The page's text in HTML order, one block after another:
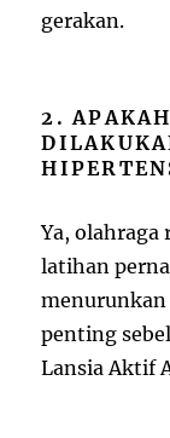
gerakan.
2.
Ya, olahraga
latihan
menurunkan
penting
Lansia Aktif